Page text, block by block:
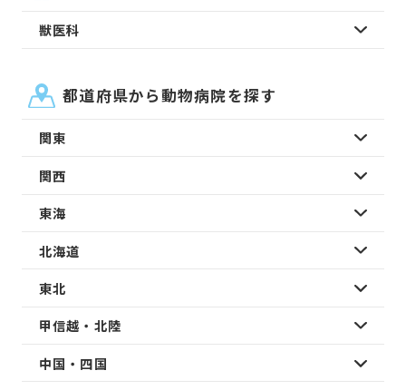
獣医科
都道府県から動物病院を探す
関東
関西
東海
北海道
東北
甲信越・北陸
中国・四国